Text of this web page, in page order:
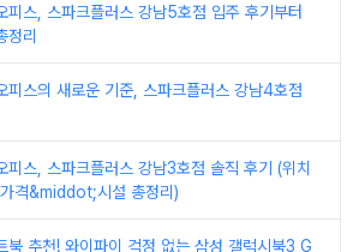
피스, 스파크플러스 강남5호점 입주 후기부터
정리
피스의 새로운 기준, 스파크플러스 강남4호점
피스, 스파크플러스 강남3호점 솔직 후기 (위치
격&middot;시설 총정리)
북 추천! 와이파이 걱정 없는 삼성 갤럭시북3 G